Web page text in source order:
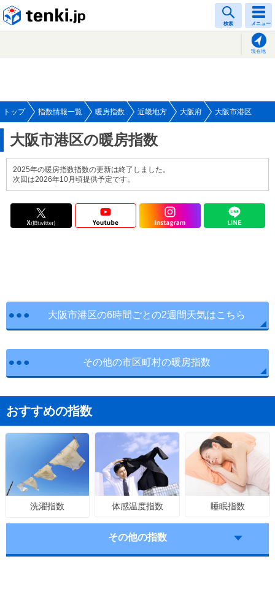
検索 メニュー
現在地
トップ 指数情報一覧 暖房指数 近畿地方 大阪府 大阪市港区
大阪市港区の暖房指数
2025年の暖房指数指数の更新は終了しました。
次回は2026年10月頃提供予定です。
大阪市港区の6時間ごとの2週間天気はこちら
その他の市区町村の暖房指数
おすすめの指数
洗濯指数 体感温度指数 睡眠指数
その他の指数